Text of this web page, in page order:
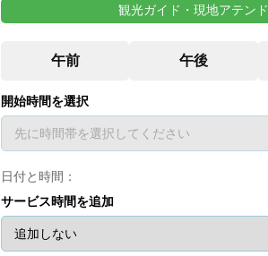
観光ガイド・現地アテンド
開始時間を選択
日付と時間：
サービス時間を追加